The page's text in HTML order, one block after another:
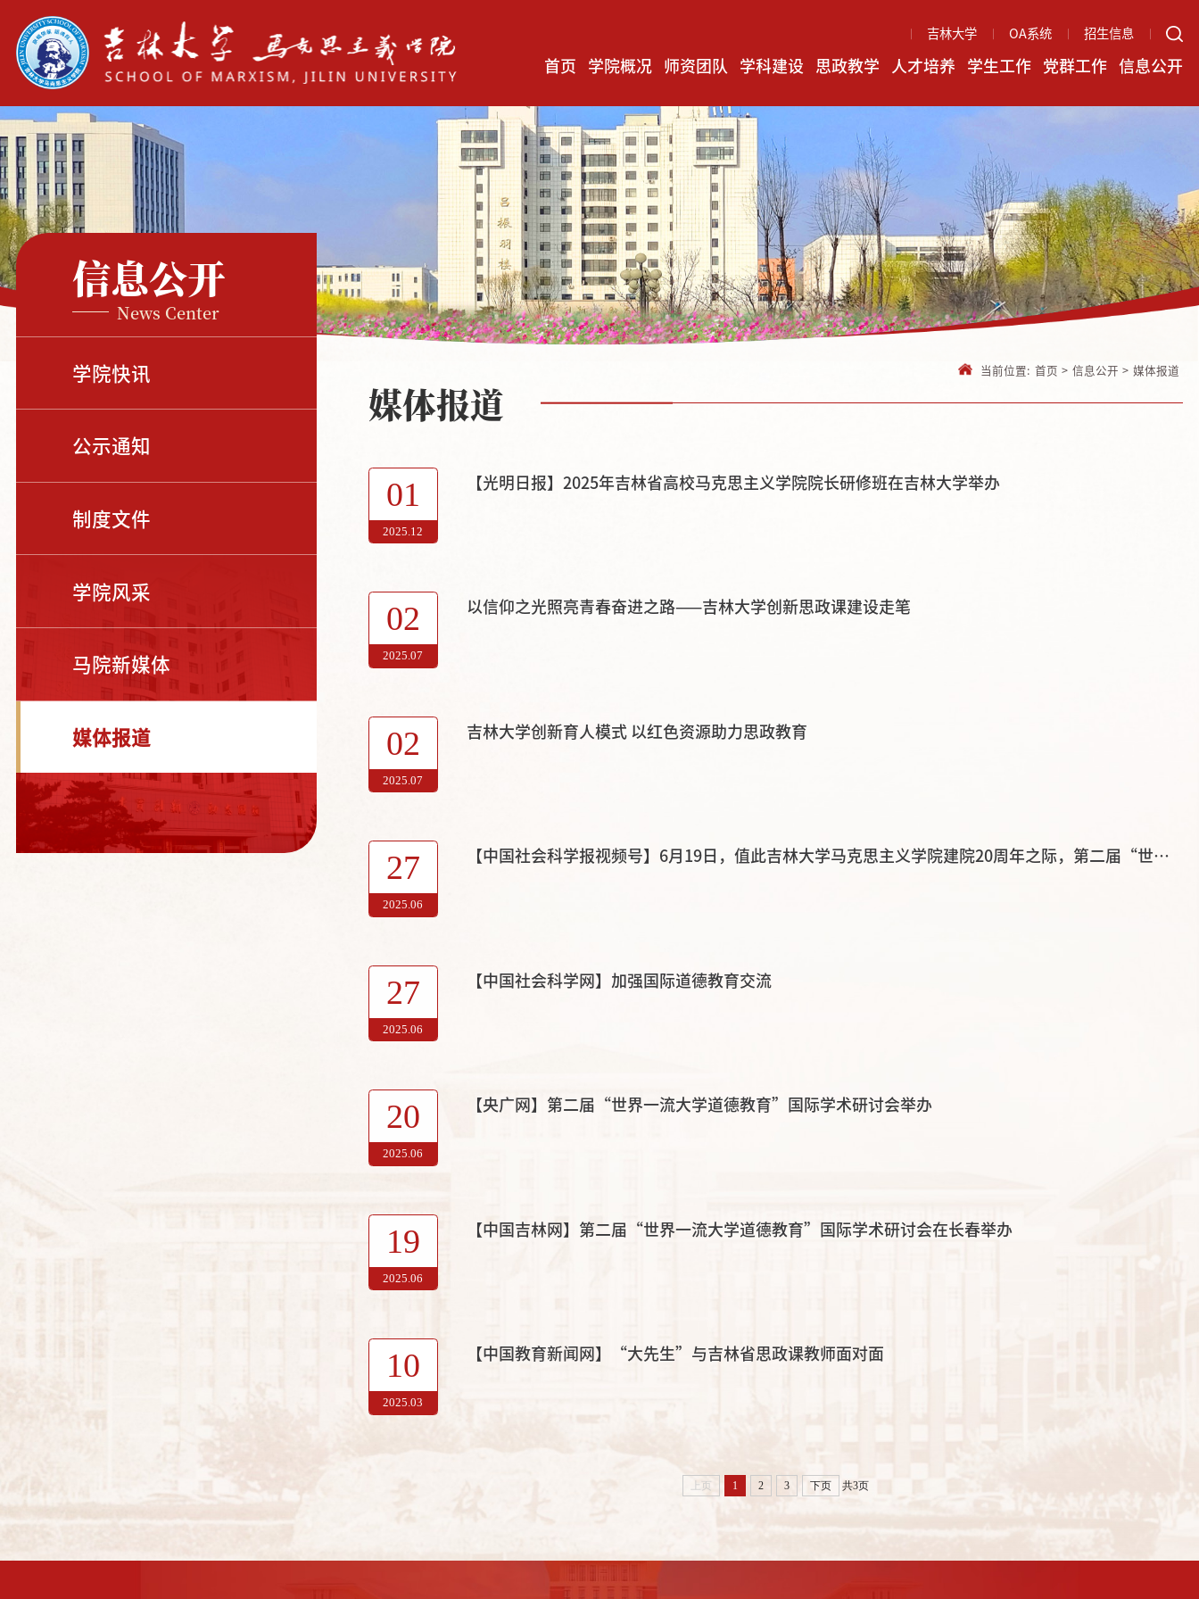
吉林大学 OA系统 招生信息
首页 学院概况 师资团队 学科建设 思政教学 人才培养 学生工作 党群工作 信息公开
信息公开
News Center
学院快讯
公示通知
制度文件
学院风采
马院新媒体
媒体报道
当前位置: 首页 > 信息公开 > 媒体报道
媒体报道
01
2025.12
【光明日报】2025年吉林省高校马克思主义学院院长研修班在吉林大学举办
02
2025.07
以信仰之光照亮青春奋进之路——吉林大学创新思政课建设走笔
02
2025.07
吉林大学创新育人模式 以红色资源助力思政教育
27
2025.06
【中国社会科学报视频号】6月19日，值此吉林大学马克思主义学院建院20周年之际，第二届“世界一流大学道德教育”国际学术研讨会在吉林长春举行
27
2025.06
【中国社会科学网】加强国际道德教育交流
20
2025.06
【央广网】第二届“世界一流大学道德教育”国际学术研讨会举办
19
2025.06
【中国吉林网】第二届“世界一流大学道德教育”国际学术研讨会在长春举办
10
2025.03
【中国教育新闻网】“大先生”与吉林省思政课教师面对面
上页 1 2 3 下页 共3页